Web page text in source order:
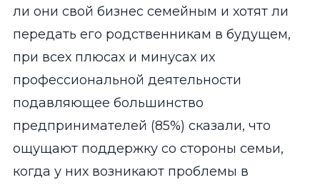
ли они свой бизнес семейным и хотят ли
передать его родственникам в будущем,
при всех плюсах и минусах их
профессиональной деятельности
подавляющее большинство
предпринимателей (85%) сказали, что
ощущают поддержку со стороны семьи,
когда у них возникают проблемы в